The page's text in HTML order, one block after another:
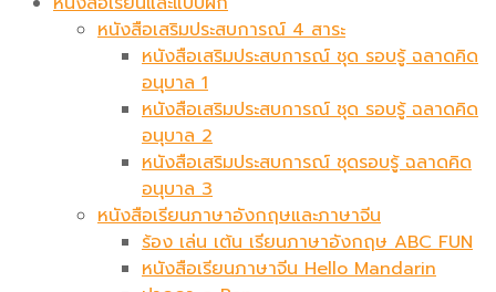
หนังสือเสริมประสบการณ์ 4 สาระ
หนังสือเสริมประสบการณ์ ชุด รอบรู้ ฉลาดคิด
อนุบาล 1
หนังสือเสริมประสบการณ์ ชุด รอบรู้ ฉลาดคิด
อนุบาล 2
หนังสือเสริมประสบการณ์ ชุดรอบรู้ ฉลาดคิด
อนุบาล 3
หนังสือเรียนภาษาอังกฤษและภาษาจีน
ร้อง เล่น เต้น เรียนภาษาอังกฤษ ABC FUN
หนังสือเรียนภาษาจีน Hello Mandarin